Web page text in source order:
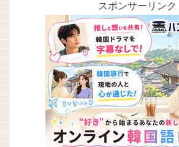
スポンサーリンク